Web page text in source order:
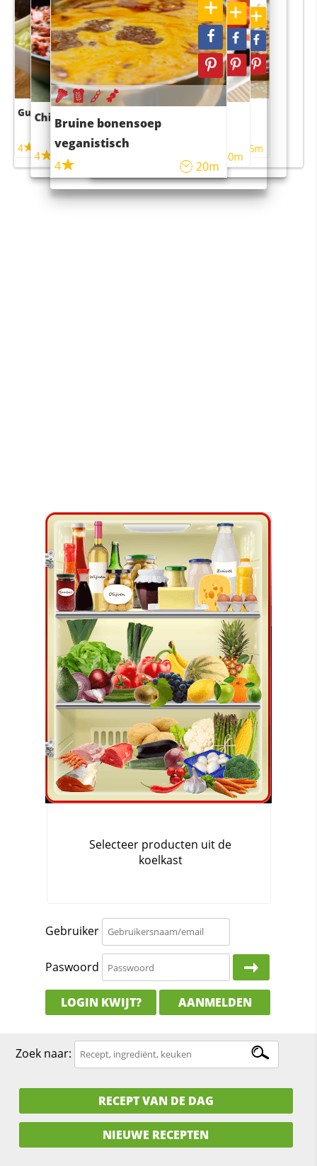
Gebruiker
Paswoord
LOGIN KWIJT? AANMELDEN
Guacamole
4
Chili con carne
4 45m
Bruine bonensoep
veganistisch
4
20m
Sushi rijstsalade
maaltijdsalade
40m
4 55m
Zoek naar:
RECEPT VAN DE DAG
NIEUWE RECEPTEN